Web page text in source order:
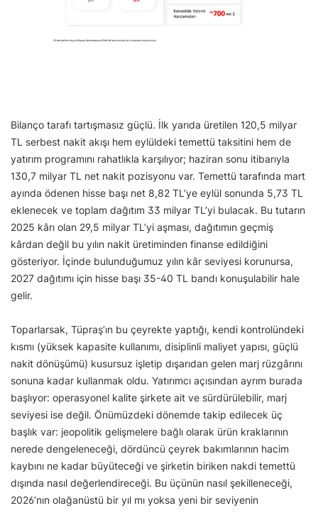
Bilanço tarafı tartışmasız güçlü. İlk yarıda üretilen 120,5 milyar
TL serbest nakit akışı hem eylüldeki temettü taksitini hem de
yatırım programını rahatlıkla karşılıyor; haziran sonu itibarıyla
130,7 milyar TL net nakit pozisyonu var. Temettü tarafında mart
ayında ödenen hisse başı net 8,82 TL’ye eylül sonunda 5,73 TL
eklenecek ve toplam dağıtım 33 milyar TL’yi bulacak. Bu tutarın
2025 kârı olan 29,5 milyar TL’yi aşması, dağıtımın geçmiş
kârdan değil bu yılın nakit üretiminden finanse edildiğini
gösteriyor. İçinde bulunduğumuz yılın kâr seviyesi korunursa,
2027 dağıtımı için hisse başı 35-40 TL bandı konuşulabilir hale
gelir.
Toparlarsak, Tüpraş’ın bu çeyrekte yaptığı, kendi kontrolündeki
kısmı (yüksek kapasite kullanımı, disiplinli maliyet yapısı, güçlü
nakit dönüşümü) kusursuz işletip dışarıdan gelen marj rüzgârını
sonuna kadar kullanmak oldu. Yatırımcı açısından ayrım burada
başlıyor: operasyonel kalite şirkete ait ve sürdürülebilir, marj
seviyesi ise değil. Önümüzdeki dönemde takip edilecek üç
başlık var: jeopolitik gelişmelere bağlı olarak ürün kraklarının
nerede dengeleneceği, dördüncü çeyrek bakımlarının hacim
kaybını ne kadar büyüteceği ve şirketin biriken nakdi temettü
dışında nasıl değerlendireceği. Bu üçünün nasıl şekilleneceği,
2026’nın olağanüstü bir yıl mı yoksa yeni bir seviyenin